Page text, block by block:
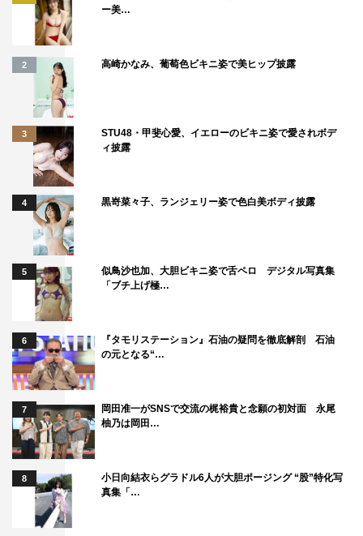
ー美…
2 高崎かなみ、葡萄色ビキニ姿で美ヒップ披露
3
STU48・甲斐心愛、イエローのビキニ姿で愛されボデ
ィ披露
4 黒嵜菜々子、ランジェリー姿で色白美ボディ披露
5
似鳥沙也加、大胆ビキニ姿で舌ペロ デジタル写真集
「ブチ上げ極…
6
『タモリステーション』石油の疑問を徹底解剖 石油
の元となる“…
7
岡田准一がSNSで交流の梶裕貴と念願の初対面 永尾
柚乃は岡田…
8
小日向結衣らグラドル6人が大胆ポージング “股”特化写
真集「…